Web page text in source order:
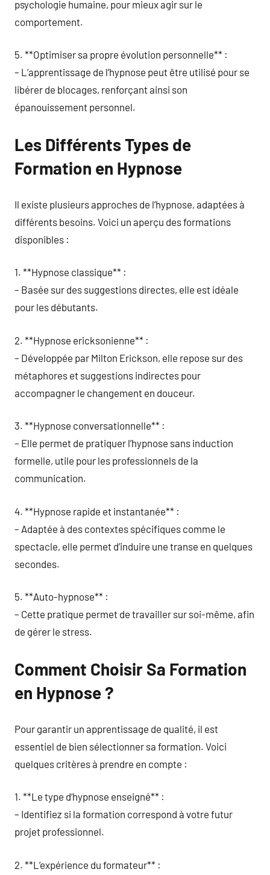
psychologie humaine, pour mieux agir sur le
comportement.
5. **Optimiser sa propre évolution personnelle** :
– L’apprentissage de l’hypnose peut être utilisé pour se
libérer de blocages, renforçant ainsi son
épanouissement personnel.
Les Différents Types de
Formation en Hypnose
Il existe plusieurs approches de l’hypnose, adaptées à
différents besoins. Voici un aperçu des formations
disponibles :
1. **Hypnose classique** :
– Basée sur des suggestions directes, elle est idéale
pour les débutants.
2. **Hypnose ericksonienne** :
– Développée par Milton Erickson, elle repose sur des
métaphores et suggestions indirectes pour
accompagner le changement en douceur.
3. **Hypnose conversationnelle** :
– Elle permet de pratiquer l’hypnose sans induction
formelle, utile pour les professionnels de la
communication.
4. **Hypnose rapide et instantanée** :
– Adaptée à des contextes spécifiques comme le
spectacle, elle permet d’induire une transe en quelques
secondes.
5. **Auto-hypnose** :
– Cette pratique permet de travailler sur soi-même, afin
de gérer le stress.
Comment Choisir Sa Formation
en Hypnose ?
Pour garantir un apprentissage de qualité, il est
essentiel de bien sélectionner sa formation. Voici
quelques critères à prendre en compte :
1. **Le type d’hypnose enseigné** :
– Identifiez si la formation correspond à votre futur
projet professionnel.
2. **L’expérience du formateur** :